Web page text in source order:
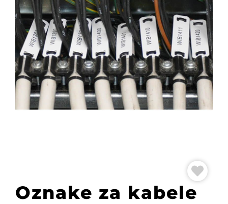
Oznake za kabele